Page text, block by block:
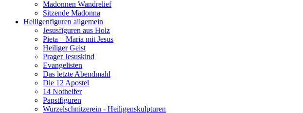
Madonnen Wandrelief
Sitzende Madonna
Heiligenfiguren allgemein
Jesusfiguren aus Holz
Pieta – Maria mit Jesus
Heiliger Geist
Prager Jesuskind
Evangelisten
Das letzte Abendmahl
Die 12 Apostel
14 Nothelfer
Papstfiguren
Wurzelschnitzerein - Heiligenskulpturen